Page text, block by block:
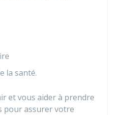
la santé.
et vous aider à prendre
pour assurer votre